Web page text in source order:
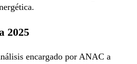
2025
encargado por ANAC a